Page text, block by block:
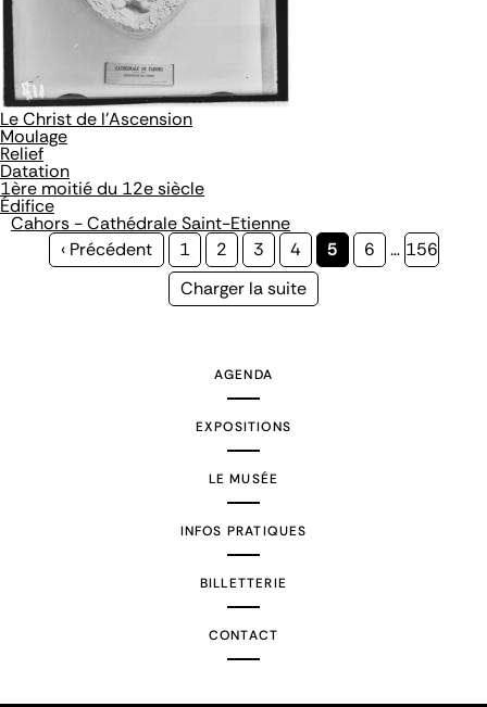
Le Christ de l'Ascension
Moulage
Relief
Datation
1ère moitié du 12e siècle
Édifice
Cahors - Cathédrale Saint-Etienne
Page
‹ Précédent Page
1 Page
2 Page
3 Page
4
Page
5 Page
6 … Page
156
Page
Charger la suite
AGENDA
EXPOSITIONS
LE MUSÉE
INFOS PRATIQUES
BILLETTERIE
CONTACT